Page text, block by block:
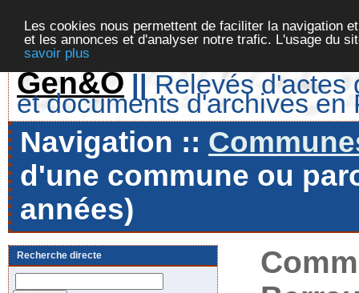
Les cookies nous permettent de faciliter la navigation
et les annonces et d'analyser notre trafic. L'usage du
savoir plus
Gen&O || Relevés d'actes
et documents d'archives en
Navigation ::
d'une commune ou
années)
Recherche directe